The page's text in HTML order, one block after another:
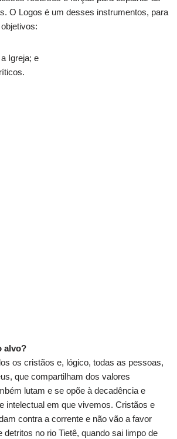
O Logos é um desses instrumentos, para
Igreja; e
alvo?
os cristãos e, lógico, todas as pessoas,
que compartilham dos valores
lutam e se opõe à decadência e
intelectual em que vivemos. Cristãos e
contra a corrente e não vão a favor
detritos no rio Tietê, quando sai limpo de